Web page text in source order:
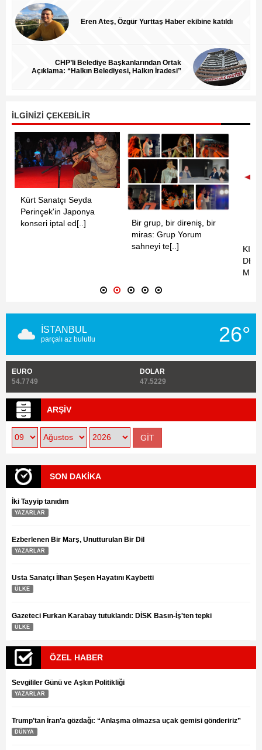
Eren Ateş, Özgür Yurttaş Haber ekibine katıldı
CHP’li Belediye Başkanlarından Ortak
Açıklama: “Halkın Belediyesi, Halkın İradesi”
İLGİNİZİ ÇEKEBİLİR
Kürt Sanatçı Seyda
Perinçek'in Japonya
konseri iptal ed[..]
Bir grup, bir direniş, bir
miras: Grup Yorum
sahneyi te[..]
İSTANBUL
parçalı az bulutlu 26°
EURO
54.7749
DOLAR
47.5229
ARŞİV
SON DAKİKA
İki Tayyip tanıdım
YAZARLAR
Ezberlenen Bir Marş, Unutturulan Bir Dil
YAZARLAR
Usta Sanatçı İlhan Şeşen Hayatını Kaybetti
ÜLKE
Gazeteci Furkan Karabay tutuklandı: DİSK Basın-İş'ten tepki
ÜLKE
ÖZEL HABER
Sevgililer Günü ve Aşkın Politikliği
YAZARLAR
Trump’tan İran’a gözdağı: “Anlaşma olmazsa uçak gemisi göndeririz”
DÜNYA